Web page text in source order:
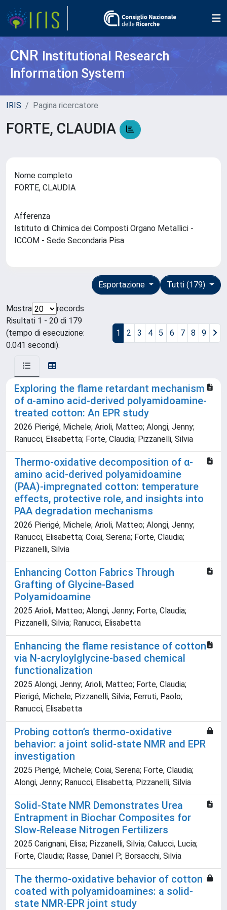
CNR Institutional Research
Information System
IRIS Pagina ricercatore
FORTE, CLAUDIA
Nome completo
FORTE, CLAUDIA
Afferenza
Istituto di Chimica dei Composti Organo Metallici -
ICCOM - Sede Secondaria Pisa
Tutti (179)
Esportazione
Mostra
records
Risultati 1 - 20 di 179
(tempo di esecuzione:
0.041 secondi).
1 2 3 4 5 6 7 8 9
Exploring the flame retardant mechanism
of α-amino acid-derived polyamidoamine-
treated cotton: An EPR study
2026 Pierigé, Michele; Arioli, Matteo; Alongi, Jenny;
Ranucci, Elisabetta; Forte, Claudia; Pizzanelli, Silvia
Thermo-oxidative decomposition of α-
amino acid-derived polyamidoamine
(PAA)-impregnated cotton: temperature
effects, protective role, and insights into
PAA degradation mechanisms
2026 Pierigé, Michele; Arioli, Matteo; Alongi, Jenny;
Ranucci, Elisabetta; Coiai, Serena; Forte, Claudia;
Pizzanelli, Silvia
Enhancing Cotton Fabrics Through
Grafting of Glycine-Based
Polyamidoamine
2025 Arioli, Matteo; Alongi, Jenny; Forte, Claudia;
Pizzanelli, Silvia; Ranucci, Elisabetta
Enhancing the flame resistance of cotton
via N-acryloylglycine-based chemical
functionalization
2025 Alongi, Jenny; Arioli, Matteo; Forte, Claudia;
Pierigé, Michele; Pizzanelli, Silvia; Ferruti, Paolo;
Ranucci, Elisabetta
Probing cotton’s thermo-oxidative
behavior: a joint solid-state NMR and EPR
investigation
2025 Pierigé, Michele; Coiai, Serena; Forte, Claudia;
Alongi, Jenny; Ranucci, Elisabetta; Pizzanelli, Silvia
Solid-State NMR Demonstrates Urea
Entrapment in Biochar Composites for
Slow-Release Nitrogen Fertilizers
2025 Carignani, Elisa; Pizzanelli, Silvia; Calucci, Lucia;
Forte, Claudia; Rasse, Daniel P.; Borsacchi, Silvia
The thermo-oxidative behavior of cotton
coated with polyamidoamines: a solid-
state NMR-EPR joint study